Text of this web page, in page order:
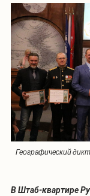
Географический
В Штаб-квартире